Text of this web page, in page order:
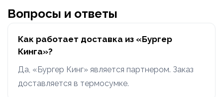
Вопросы и ответы
Как работает доставка из «Бургер
Кинга»?
Да, «Бургер Кинг» является партнером. Заказ
доставляется в термосумке.